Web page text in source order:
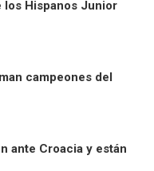
los Hispanos Junior
campeones del
ante Croacia y están